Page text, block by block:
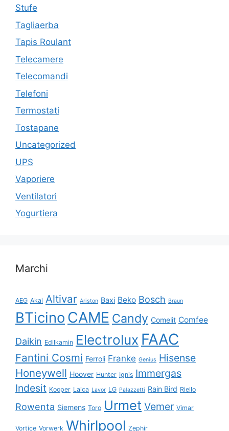
Stufe
Tagliaerba
Tapis Roulant
Telecamere
Telecomandi
Telefoni
Termostati
Tostapane
Uncategorized
UPS
Vaporiere
Ventilatori
Yogurtiera
Marchi
AEG Akai Altivar Ariston Baxi Beko Bosch Braun
BTicino CAME Candy Comelit Comfee
Daikin Edilkamin Electrolux FAAC
Fantini Cosmi Ferroli Franke Genius Hisense
Honeywell Hoover Hunter Ignis Immergas
Indesit Kooper Laica Lavor LG Palazzetti Rain Bird Riello
Rowenta Siemens Toro Urmet Vemer Vimar
Vortice Vorwerk Whirlpool Zephir